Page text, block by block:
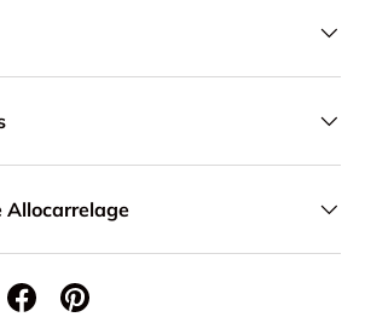
Allocarrelage